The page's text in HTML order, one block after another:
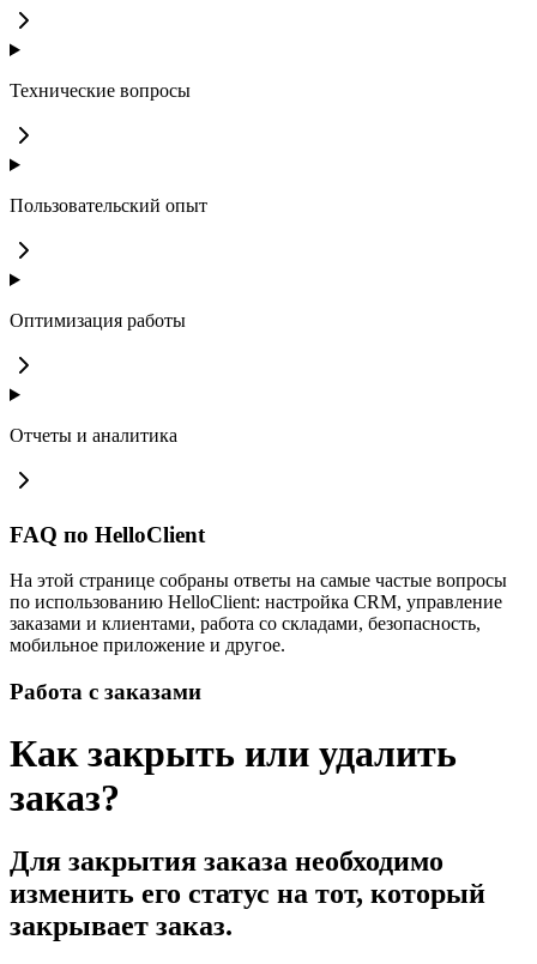
Технические вопросы
Пользовательский опыт
Оптимизация работы
Отчеты и аналитика
FAQ по HelloClient
На этой странице собраны ответы на самые частые вопросы
по использованию HelloClient: настройка CRM, управление
заказами и клиентами, работа со складами, безопасность,
мобильное приложение и другое.
Работа с заказами
Как закрыть или удалить
заказ?
Для закрытия заказа необходимо
изменить его статус на тот, который
закрывает заказ.